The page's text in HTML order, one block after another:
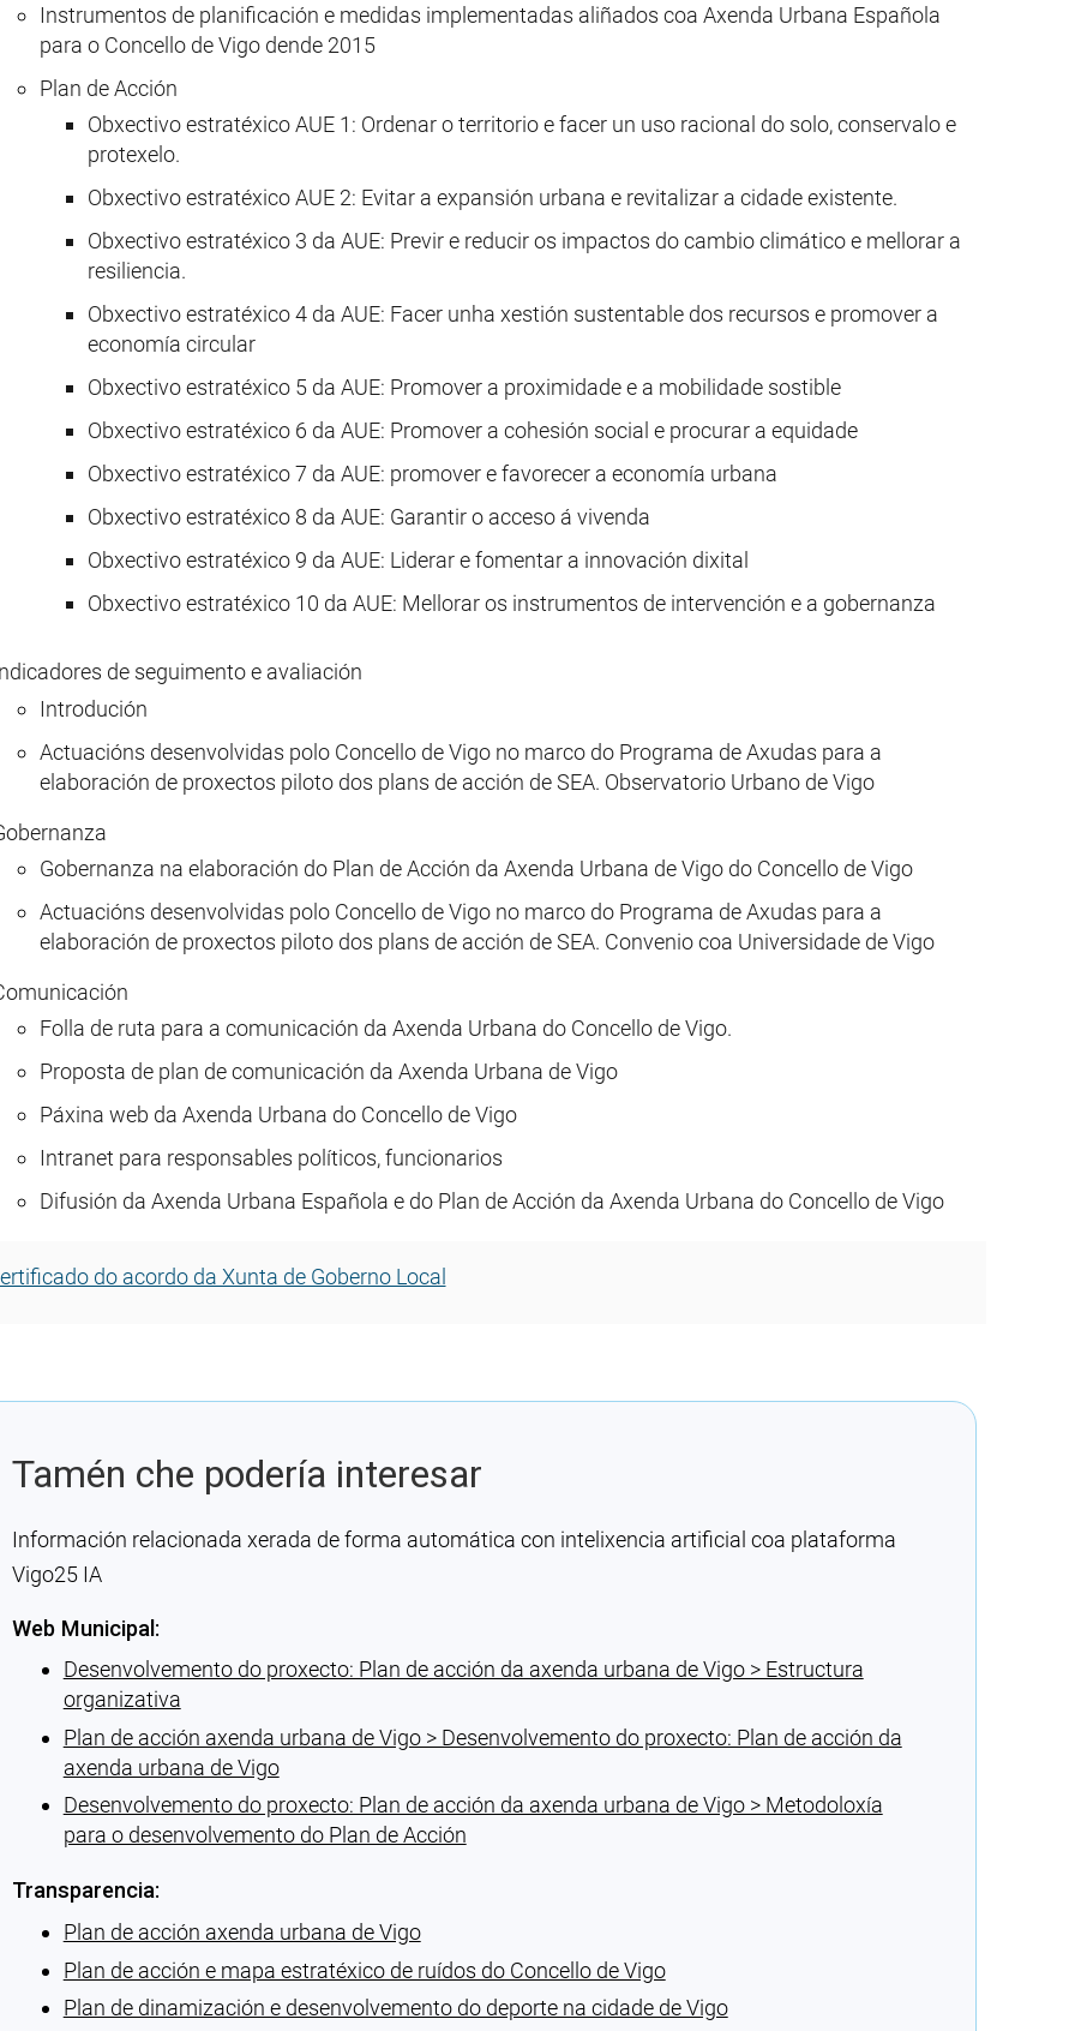
Instrumentos de planificación e medidas implementadas aliñados coa Axenda Urbana Española
para o Concello de Vigo dende 2015
Plan de Acción
Obxectivo estratéxico AUE 1: Ordenar o territorio e facer un uso racional do solo, conservalo e
protexelo.
Obxectivo estratéxico AUE 2: Evitar a expansión urbana e revitalizar a cidade existente.
Obxectivo estratéxico 3 da AUE: Previr e reducir os impactos do cambio climático e mellorar a
resiliencia.
Obxectivo estratéxico 4 da AUE: Facer unha xestión sustentable dos recursos e promover a
economía circular
Obxectivo estratéxico 5 da AUE: Promover a proximidade e a mobilidade sostible
Obxectivo estratéxico 6 da AUE: Promover a cohesión social e procurar a equidade
Obxectivo estratéxico 7 da AUE: promover e favorecer a economía urbana
Obxectivo estratéxico 8 da AUE: Garantir o acceso á vivenda
Obxectivo estratéxico 9 da AUE: Liderar e fomentar a innovación dixital
Obxectivo estratéxico 10 da AUE: Mellorar os instrumentos de intervención e a gobernanza
de seguimento e avaliación
Introdución
Actuacións desenvolvidas polo Concello de Vigo no marco do Programa de Axudas para a
elaboración de proxectos piloto dos plans de acción de SEA. Observatorio Urbano de Vigo
Gobernanza na elaboración do Plan de Acción da Axenda Urbana de Vigo do Concello de Vigo
Actuacións desenvolvidas polo Concello de Vigo no marco do Programa de Axudas para a
elaboración de proxectos piloto dos plans de acción de SEA. Convenio coa Universidade de Vigo
Folla de ruta para a comunicación da Axenda Urbana do Concello de Vigo.
Proposta de plan de comunicación da Axenda Urbana de Vigo
Páxina web da Axenda Urbana do Concello de Vigo
Intranet para responsables políticos, funcionarios
Difusión da Axenda Urbana Española e do Plan de Acción da Axenda Urbana do Concello de Vigo
do acordo da Xunta de Goberno Local
Tamén che podería interesar
Información relacionada xerada de forma automática con intelixencia artificial coa plataforma
Vigo25 IA
Web Municipal:
Desenvolvemento do proxecto: Plan de acción da axenda urbana de Vigo > Estructura
organizativa
Plan de acción axenda urbana de Vigo > Desenvolvemento do proxecto: Plan de acción da
axenda urbana de Vigo
Desenvolvemento do proxecto: Plan de acción da axenda urbana de Vigo > Metodoloxía
para o desenvolvemento do Plan de Acción
Transparencia:
Plan de acción axenda urbana de Vigo
Plan de acción e mapa estratéxico de ruídos do Concello de Vigo
Plan de dinamización e desenvolvemento do deporte na cidade de Vigo